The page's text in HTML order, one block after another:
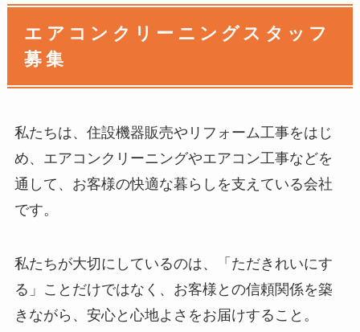
エアコンクリーニングスタッフ
募集
私たちは、住設機器販売やリフォーム工事をはじ
め、エアコンクリーニングやエアコン工事などを
通して、お客様の快適な暮らしを支えている会社
です。
私たちが大切にしているのは、「ただきれいにす
る」ことだけではなく、お客様との信頼関係を築
きながら、安心と心地よさをお届けすること。